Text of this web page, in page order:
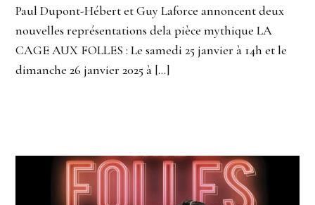
Paul Dupont-Hébert et Guy Laforce annoncent deux
nouvelles représentations dela pièce mythique LA
CAGE AUX FOLLES : Le samedi 25 janvier à 14h et le
dimanche 26 janvier 2025 à […]